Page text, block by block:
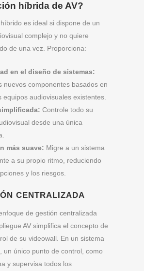
híbrida de AV?
es ideal si dispone de un
complejo y no quiere
de una vez. Proporciona:
en el diseño de sistemas:
nuevos componentes basados en
equipos audiovisuales existentes.
Controle todo su
desde una única
más suave: Migre a un sistema
a su propio ritmo, reduciendo
y los riesgos.
CENTRALIZADA
de gestión centralizada
AV simplifica el concepto de
de su videowall. En un sistema
un único punto de control, como
y supervisa todos los